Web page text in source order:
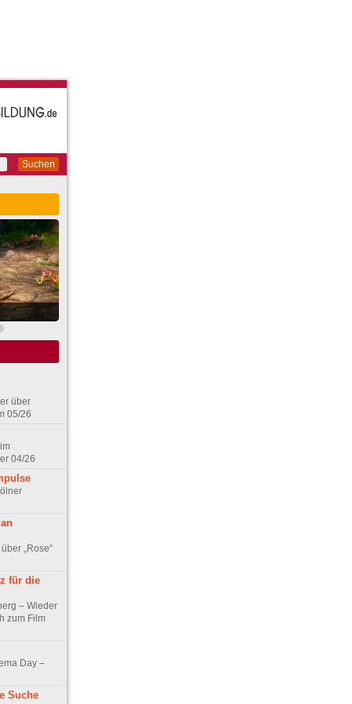
Suchen
über
05/26
04/26
„Rose“
für die
– Wieder
zum Film
Day –
Suche